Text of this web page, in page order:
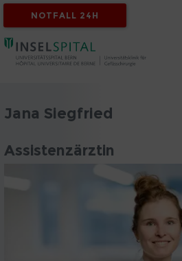
NOTFALL 24H
Jana Siegfried
Assistenzärztin